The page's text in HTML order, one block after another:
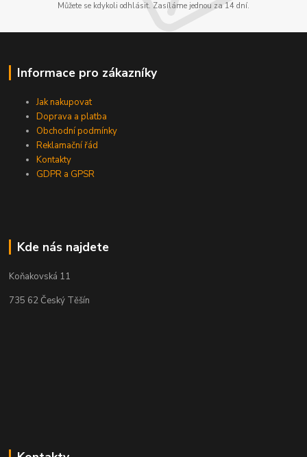
Můžete se kdykoli odhlásit. Zasíláme jednou za 14 dní.
Informace pro zákazníky
Jak nakupovat
Doprava a platba
Obchodní podmínky
Reklamační řád
Kontakty
GDPR a GPSR
Kde nás najdete
Koňakovská 11
735 62 Český Těšín